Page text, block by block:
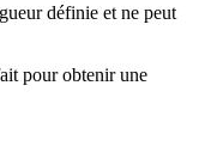
définie et ne peut
pour obtenir une